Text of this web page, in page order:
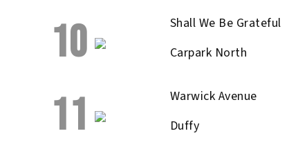
10
Shall We Be Grateful
Carpark North
11
Warwick Avenue
Duffy